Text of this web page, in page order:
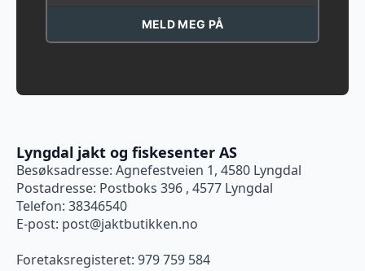
MELD MEG PÅ
Lyngdal jakt og fiskesenter AS
Besøksadresse: Agnefestveien 1, 4580 Lyngdal
Postadresse: Postboks 396 , 4577 Lyngdal
Telefon: 38346540
E-post: post@jaktbutikken.no
Foretaksregisteret: 979 759 584